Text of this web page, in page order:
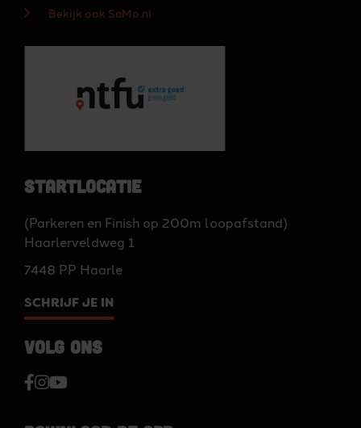
Bekijk ook SaMo.nl
Startlocatie
(Parkeren en Finish op 200m loopafstand)
Haarlerveldweg 1
7448 PP Haarle
SCHRIJF JE IN
Volg ons